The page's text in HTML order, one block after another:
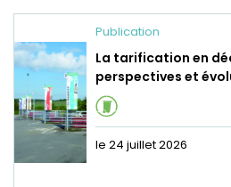
Publication
La tarification en
perspectives et
le 24 juillet 2026